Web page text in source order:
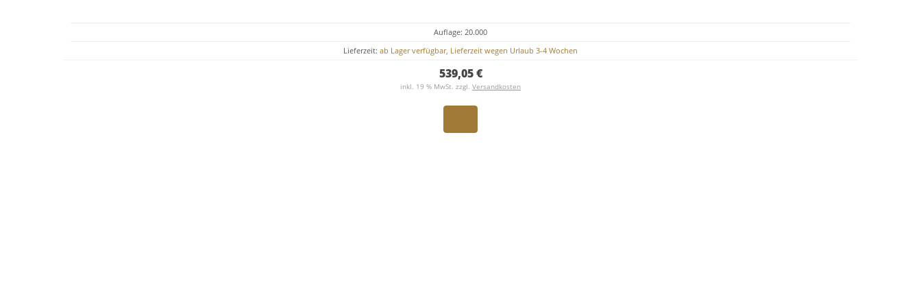
Auflage: 20.000
Lieferzeit: ab Lager verfügbar, Lieferzeit wegen Urlaub 3-4 Wochen
539,05 €
inkl. 19 % MwSt. zzgl. Versandkosten